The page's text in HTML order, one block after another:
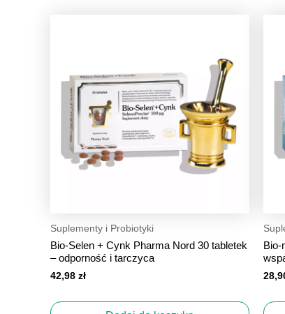
Suplementy i Probiotyki
Bio‑Selen + Cynk Pharma Nord 30 tabletek
– odporność i tarczyca
42,98 zł